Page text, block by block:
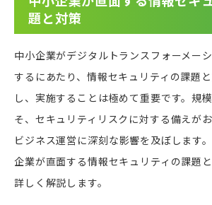
題と対策
中小企業がデジタルトランスフォーメー
するにあたり、情報セキュリティの課題
し、実施することは極めて重要です。規
そ、セキュリティリスクに対する備えがお
ビジネス運営に深刻な影響を及ぼします
企業が直面する情報セキュリティの課題
詳しく解説します。